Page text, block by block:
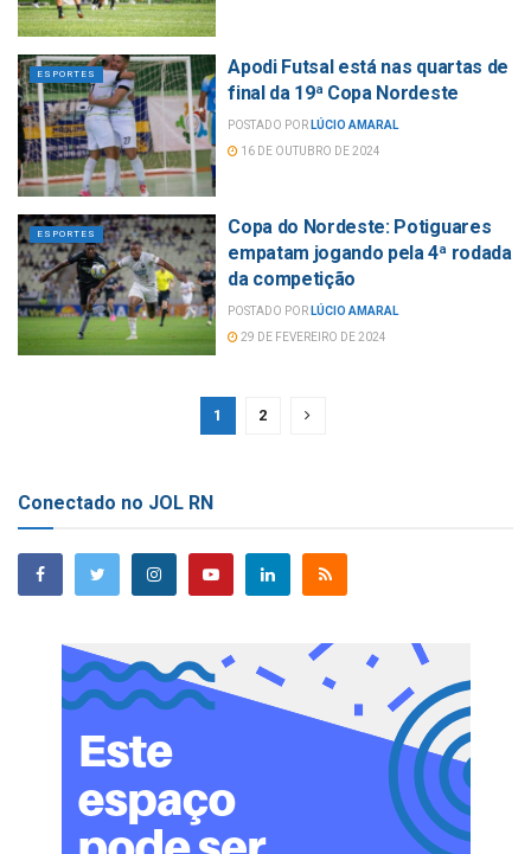
ESPORTES
Apodi Futsal está nas quartas de
final da 19ª Copa Nordeste
POSTADO POR LÚCIO AMARAL
16 DE OUTUBRO DE 2024
ESPORTES
Copa do Nordeste: Potiguares
empatam jogando pela 4ª rodada
da competição
POSTADO POR LÚCIO AMARAL
29 DE FEVEREIRO DE 2024
1 2
Conectado no JOL RN